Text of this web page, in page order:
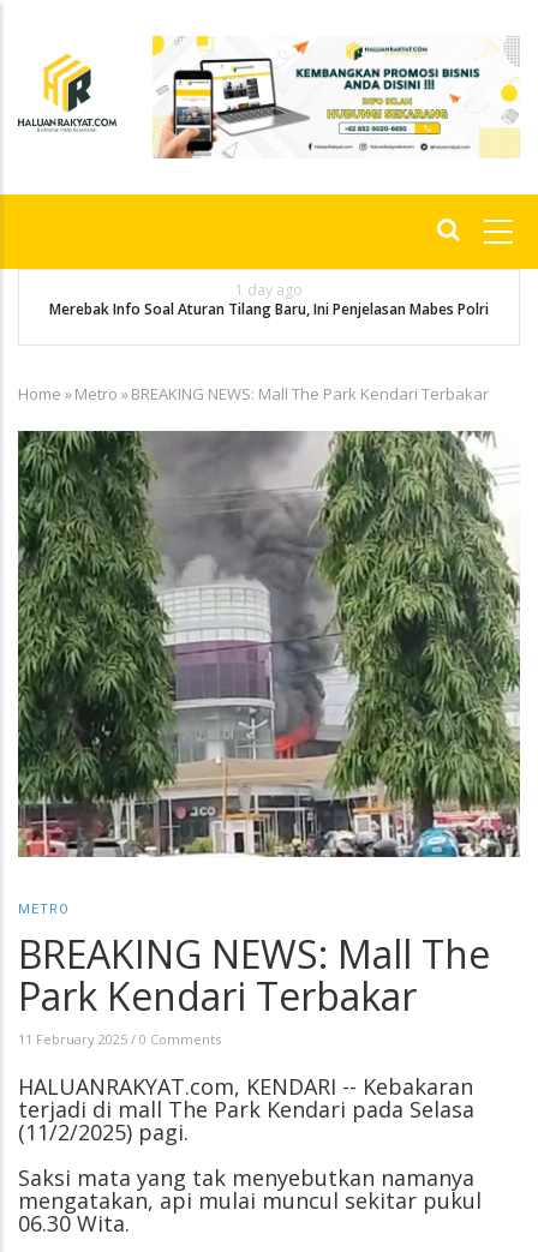
content
1 day ago
Merebak Info Soal Aturan Tilang Baru, Ini Penjelasan Mabes Polri
Breadcrumb
Home »Metro »BREAKING NEWS: Mall The Park Kendari Terbakar
METRO
BREAKING NEWS: Mall The
Park Kendari Terbakar
11 February 2025 / 0 Comments
HALUANRAKYAT.com, KENDARI -- Kebakaran
terjadi di mall The Park Kendari pada Selasa
(11/2/2025) pagi.
Saksi mata yang tak menyebutkan namanya
mengatakan, api mulai muncul sekitar pukul
06.30 Wita.